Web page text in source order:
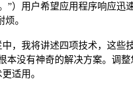
）用户希望应用程序响应迅
。
，我将讲述四项技术，这些
本没有神奇的解决方案。调
适用。